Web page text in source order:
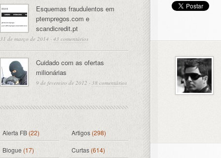
Esquemas fraudulentos em
ptempregos.com e
scandicredit.pt
31 de março de 2014 · 43 comentários
Cuidado com as ofertas
milionárias
9 de fevereiro de 2012 · 38 comentários
Alerta FB (22) Artigos(298)
Blogue (17) Curtas (614)